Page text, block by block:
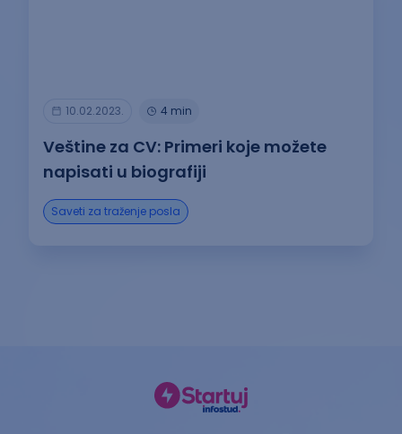
10.02.2023. 4 min
Veštine za CV: Primeri koje možete
napisati u biografiji
Saveti za traženje posla